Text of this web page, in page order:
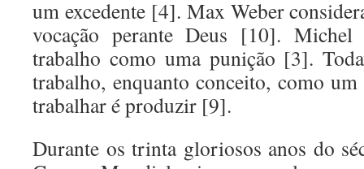
um excedente [4]. Max Weber
vocação perante Deus [10]. Michel
trabalho como uma punição [3].
trabalho, enquanto conceito, como
trabalhar é produzir [9].
Durante os trinta gloriosos anos do